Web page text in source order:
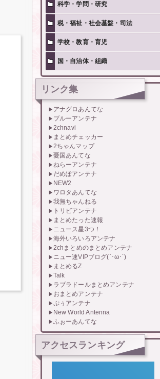
科学・学問・研究
税・福祉・社会基盤・司法
学校・教育・育児
国・自治体・組織
リンク集
アナグロあんてな
ブルーアンテナ
2chnavi
まとめチェッカー
2ちゃんマップ
憂国あんてな
ねらーアンテナ
だめぽアンテナ
NEW2
ワロタあんてな
我無ちゃんねる
トリビアンテナ
まとめたった速報
ニュース星3つ！
海外いろいろアンテナ
2chまとめのまとめアンテナ
ニュー速VIPブログ(`･ω･´)
まとめるZ
Talk
ラブラドールまとめアンテナ
おまとめアンテナ
ぷぅアンテナ
New World Antenna
ふぉーあんてな
アクセスランキング